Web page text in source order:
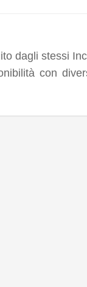
dagli stessi
con